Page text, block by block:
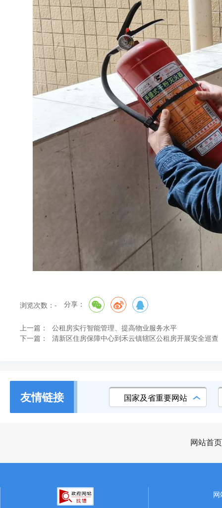
浏览次数： - 分享：
上一篇：
公租房实行智能管理、提高物业服务水平
下一篇：
清新区住房保障中心到禾云镇辖区公租房开展安全巡查
友情链接 国家及省重要网站
网站首页